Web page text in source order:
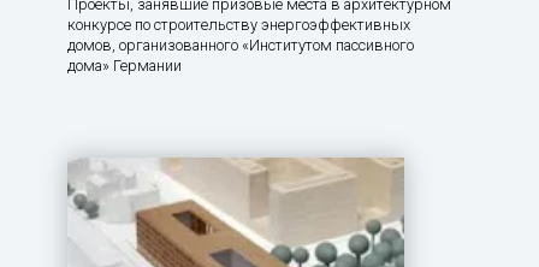
Проекты, занявшие призовые места в архитектурном
конкурсе по строительству энергоэффективных
домов, организованного «Институтом пассивного
дома» Германии